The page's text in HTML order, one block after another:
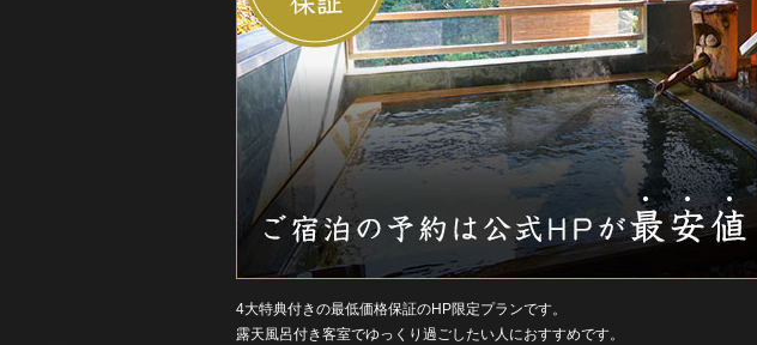
プ
ラ
ン
4大特典付きの最低価格保証のHP限定プランです。
露天風呂付き客室でゆっくり過ごしたい人におすすめです。